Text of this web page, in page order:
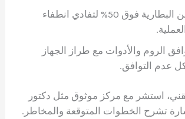
تأكد من شحن البطارية فوق 50% لتفادي انطفاء
الروم والأدوات مع طراز الجهاز
عدم التوافق.
استشر مع مركز موثوق مثل دكتور
تشرح الخطوات المتوقعة والمخاطر.